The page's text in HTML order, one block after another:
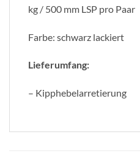
kg / 500 mm LSP pro Paar
Farbe: schwarz lackiert
Lieferumfang:
– Kipphebelarretierung